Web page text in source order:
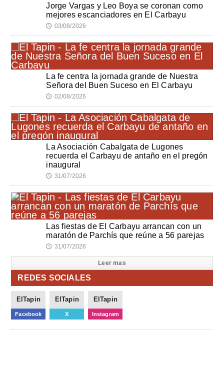
Jorge Vargas y Leo Boya se coronan como
mejores escanciadores en El Carbayu
🕔 03/08/2026
La fe centra la jornada grande de Nuestra
Señora del Buen Suceso en El Carbayu
🕔 02/08/2026
La Asociación Cabalgata de Lugones
recuerda el Carbayu de antaño en el pregón
inaugural
🕔 31/07/2026
Las fiestas de El Carbayu arrancan con un
maratón de Parchís que reúne a 56 parejas
🕔 31/07/2026
Leer mas
REDES SOCIALES
ElTapin
Facebook
ElTapin
X
ElTapin
Instagram